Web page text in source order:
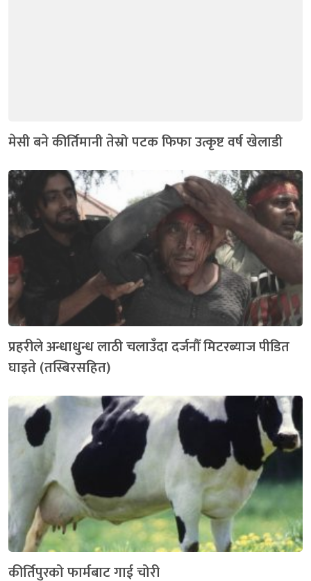
मेसी बने कीर्तिमानी तेस्रो पटक फिफा उत्कृष्ट वर्ष खेलाडी
प्रहरीले अन्धाधुन्ध लाठी चलाउँदा दर्जनौँ मिटरब्याज पीडित
घाइते (तस्बिरसहित)
कीर्तिपुरको फार्मबाट गाई चोरी